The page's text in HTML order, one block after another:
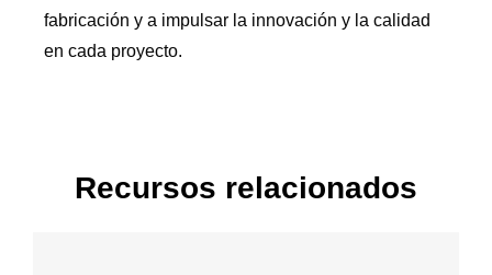
fabricación y a impulsar la innovación y la calidad
en cada proyecto.
Recursos relacionados